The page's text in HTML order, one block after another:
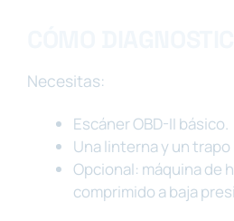
Necesitas:
Escáner OBD-II básico.
Una linterna y un trapo
Opcional: máquina de
comprimido a baja